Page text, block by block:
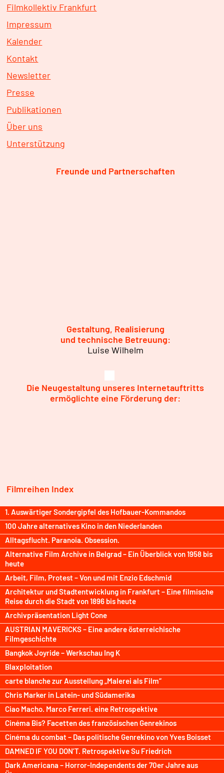
Filmkollektiv Frankfurt
Impressum
Kalender
Kontakt
Newsletter
Presse
Publikationen
Über uns
Unterstützung
Freunde und Partnerschaften
Gestaltung, Realisierung
und technische Betreuung:
Luise Wilhelm
Die Neugestaltung unseres Internetauftritts
ermöglichte eine Förderung der:
Filmreihen Index
1. Auswärtiger Sondergipfel des Hofbauer-Kommandos
100 Jahre alternatives Kino in den Niederlanden
Alltagsflucht. Paranoia. Obsession.
Alternative Film Archive in Belgrad – Ein Überblick von 1958 bis
heute
Arbeit, Film, Protest – Von und mit Enzio Edschmid
Architektur und Stadtentwicklung in Frankfurt – Eine filmische
Reise durch die Stadt von 1896 bis heute
Archivpräsentation Light Cone
AUSTRIAN MAVERICKS – Eine andere österreichische
Filmgeschichte
Bangkok Joyride – Werkschau Ing K
Blaxploitation
carte blanche zur Ausstellung „Malerei als Film“
Chris Marker in Latein- und Südamerika
Ciao Macho. Marco Ferreri. eine Retrospektive
Cinéma Bis? Facetten des französischen Genrekinos
Cinéma du combat – Das politische Genrekino von Yves Boisset
DAMNED IF YOU DON’T. Retrospektive Su Friedrich
Dark Americana – Horror-Independents der 70er Jahre aus